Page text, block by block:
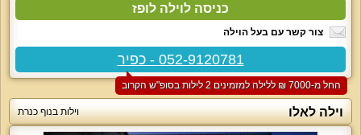
כניסה לוילה לופז
צור קשר עם בעל הוילה
052-9120781 - כפיר
החל מ-‏7000 ₪ ללילה למזמינים 2 לילות בסופ"ש הקרוב
וילה לאלו וילות בנוף כנרת